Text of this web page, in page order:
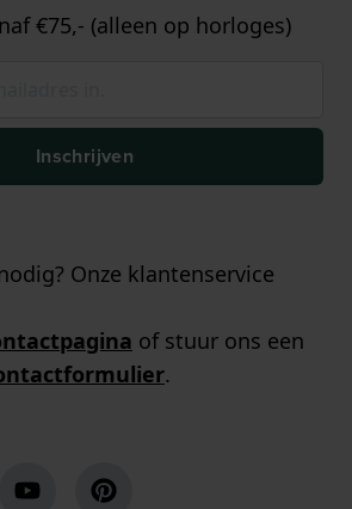
€75,- (alleen op horloges)
Inschrijven
Onze klantenservice
of stuur ons een
.